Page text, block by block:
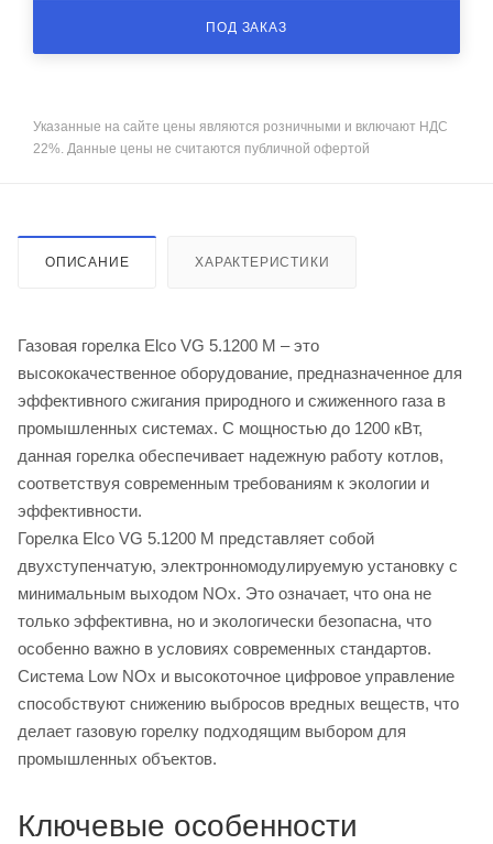
ПОД ЗАКАЗ
Указанные на сайте цены являются розничными и включают НДС
22%. Данные цены не считаются публичной офертой
ОПИСАНИЕ ХАРАКТЕРИСТИКИ
Газовая горелка Elco VG 5.1200 M – это
высококачественное оборудование, предназначенное для
эффективного сжигания природного и сжиженного газа в
промышленных системах. С мощностью до 1200 кВт,
данная горелка обеспечивает надежную работу котлов,
соответствуя современным требованиям к экологии и
эффективности.
Горелка Elco VG 5.1200 M представляет собой
двухступенчатую, электронномодулируемую установку с
минимальным выходом NOx. Это означает, что она не
только эффективна, но и экологически безопасна, что
особенно важно в условиях современных стандартов.
Система Low NOx и высокоточное цифровое управление
способствуют снижению выбросов вредных веществ, что
делает газовую горелку подходящим выбором для
промышленных объектов.
Ключевые особенности